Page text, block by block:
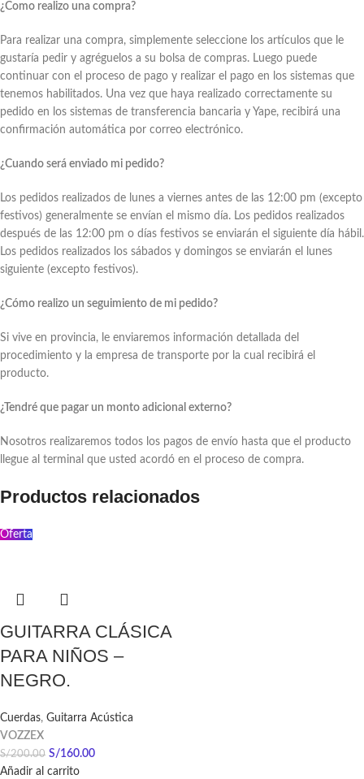
¿Como realizo una compra?
Para realizar una compra, simplemente seleccione los artículos que le
gustaría pedir y agréguelos a su bolsa de compras. Luego puede
continuar con el proceso de pago y realizar el pago en los sistemas que
tenemos habilitados. Una vez que haya realizado correctamente su
pedido en los sistemas de transferencia bancaria y Yape, recibirá una
confirmación automática por correo electrónico.
¿Cuando será enviado mi pedido?
Los pedidos realizados de lunes a viernes antes de las 12:00 pm (excepto
festivos) generalmente se envían el mismo día. Los pedidos realizados
después de las 12:00 pm o días festivos se enviarán el siguiente día hábil.
Los pedidos realizados los sábados y domingos se enviarán el lunes
siguiente (excepto festivos).
¿Cómo realizo un seguimiento de mi pedido?
Si vive en provincia, le enviaremos información detallada del
procedimiento y la empresa de transporte por la cual recibirá el
producto.
¿Tendré que pagar un monto adicional externo?
Nosotros realizaremos todos los pagos de envío hasta que el producto
llegue al terminal que usted acordó en el proceso de compra.
Productos relacionados
Oferta
GUITARRA CLÁSICA
PARA NIÑOS –
NEGRO.
Cuerdas, Guitarra Acústica
VOZZEX
S/200.00 S/160.00
Añadir al carrito